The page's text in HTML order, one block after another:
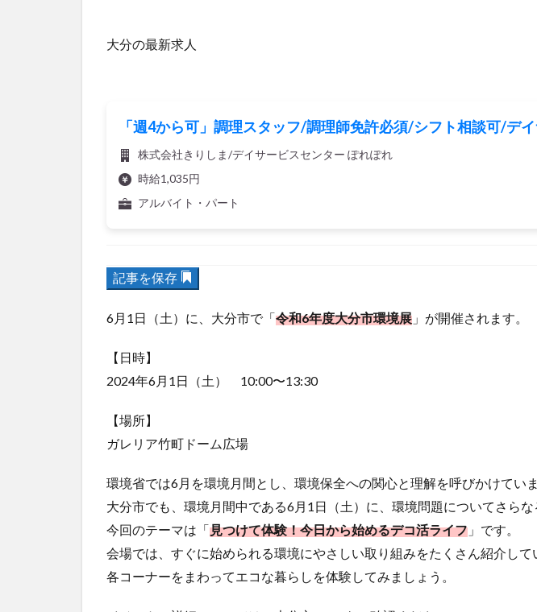
大分の最新求人
「週4から可」調理スタッフ/調理師免許必須/シフト相談可/デ
株式会社きりしま/デイサービスセンター ぽれぽれ
時給1,035円
アルバイト・パート
記事を保存
6月1日（土）に、大分市で「令和6年度大分市環境展 」が開催されます。
【日時】
2024年6月1日（土） 10:00〜13:30
【場所】
ガレリア竹町ドーム広場
環境省では6月を環境月間とし、環境保全への関心と理解を呼びかけていま
大分市でも、環境月間中である6月1日（土）に、環境問題についてさら
今回のテーマは「見つけて体験！今日から始めるデコ活ライフ 」です。
会場では、すぐに始められる環境にやさしい取り組みをたくさん紹介して
各コーナーをまわってエコな暮らしを体験してみましょう。